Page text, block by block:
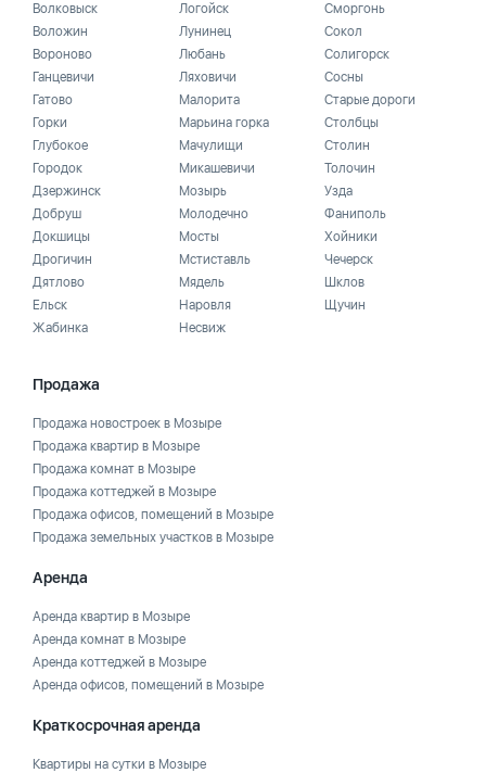
Волковыск
Воложин
Вороново
Ганцевичи
Гатово
Горки
Глубокое
Городок
Дзержинск
Добруш
Докшицы
Дрогичин
Дятлово
Ельск
Жабинка
Логойск
Лунинец
Любань
Ляховичи
Малорита
Марьина горка
Мачулищи
Микашевичи
Мозырь
Молодечно
Мосты
Мстиставль
Мядель
Наровля
Несвиж
Сморгонь
Сокол
Солигорск
Сосны
Старые дороги
Столбцы
Столин
Толочин
Узда
Фаниполь
Хойники
Чечерск
Шклов
Щучин
Продажа
Продажа новостроек в Мозыре
Продажа квартир в Мозыре
Продажа комнат в Мозыре
Продажа коттеджей в Мозыре
Продажа офисов, помещений в Мозыре
Продажа земельных участков в Мозыре
Аренда
Аренда квартир в Мозыре
Аренда комнат в Мозыре
Аренда коттеджей в Мозыре
Аренда офисов, помещений в Мозыре
Краткосрочная аренда
Квартиры на сутки в Мозыре